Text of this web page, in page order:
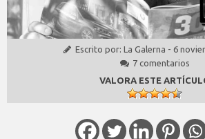
Escrito por: La Galerna - 6
7 comentarios
VALORA ESTE